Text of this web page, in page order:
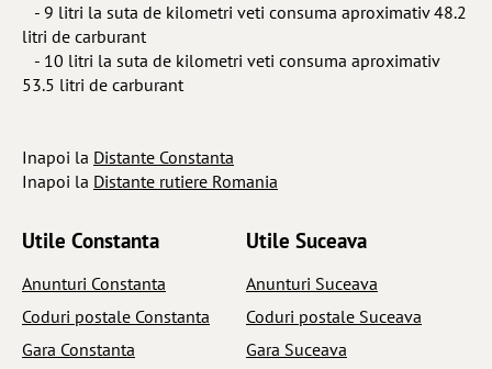
- 9 litri la suta de kilometri veti consuma aproximativ 48.2
litri de carburant
- 10 litri la suta de kilometri veti consuma aproximativ
53.5 litri de carburant
Inapoi la Distante Constanta
Inapoi la Distante rutiere Romania
Utile Constanta
Anunturi Constanta
Coduri postale Constanta
Gara Constanta
Utile Suceava
Anunturi Suceava
Coduri postale Suceava
Gara Suceava